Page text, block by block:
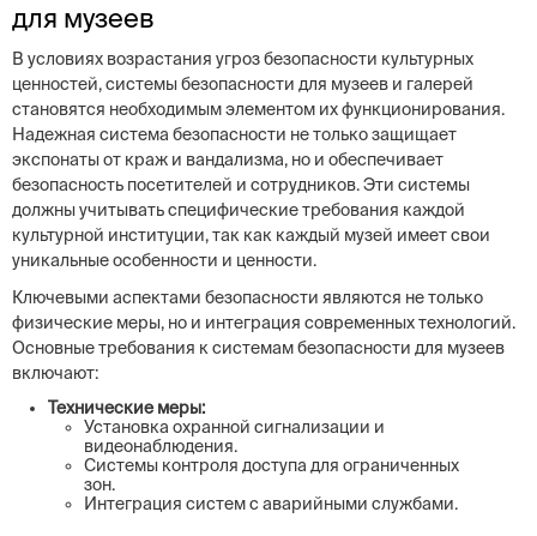
для музеев
В условиях возрастания угроз безопасности культурных
ценностей, системы безопасности для музеев и галерей
становятся необходимым элементом их функционирования.
Надежная система безопасности не только защищает
экспонаты от краж и вандализма, но и обеспечивает
безопасность посетителей и сотрудников. Эти системы
должны учитывать специфические требования каждой
культурной институции, так как каждый музей имеет свои
уникальные особенности и ценности.
Ключевыми аспектами безопасности являются не только
физические меры, но и интеграция современных технологий.
Основные требования к системам безопасности для музеев
включают:
Технические меры:
Установка охранной сигнализации и
видеонаблюдения.
Системы контроля доступа для ограниченных
зон.
Интеграция систем с аварийными службами.